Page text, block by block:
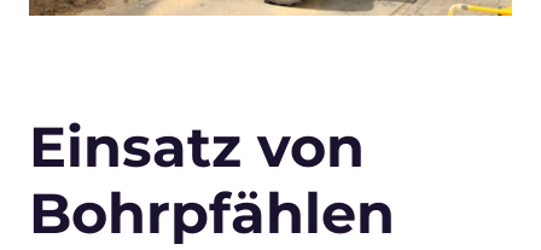
Einsatz von
Bohrpfählen